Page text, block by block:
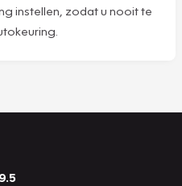
instellen, zodat u nooit te